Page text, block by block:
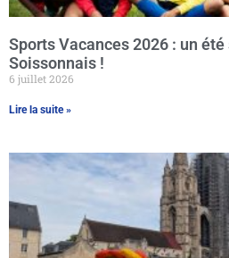
Sports Vacances 2026 : un
Soissonnais !
6 juillet 2026
Lire la suite »